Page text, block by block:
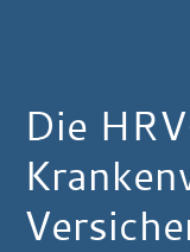
Die